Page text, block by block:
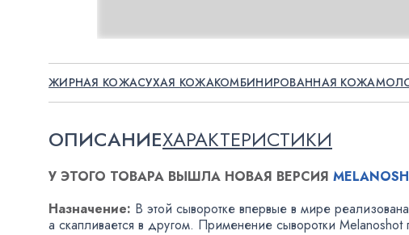
ЖИРНАЯ КОЖАСУХАЯ КОЖАКОМБИНИРОВАННАЯ КОЖА
ОПИСАНИЕХАРАКТЕРИСТИКИ
У ЭТОГО ТОВАРА ВЫШЛА НОВАЯ ВЕРСИЯ
Назначение: В этой сыворотке впервые в мире
а скапливается в другом. Применение сыворотки Melanoshot